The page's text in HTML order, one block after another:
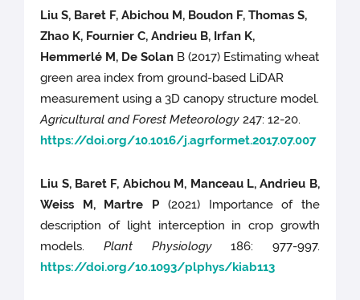
Liu S, Baret F, Abichou M, Boudon F, Thomas S,
Zhao K, Fournier C, Andrieu B, Irfan K,
Hemmerlé M, De Solan B (2017) Estimating wheat
green area index from ground-based LiDAR
measurement using a 3D canopy structure model.
Agricultural and Forest Meteorology 247: 12-20.
https://doi.org/10.1016/j.agrformet.2017.07.007
Liu S, Baret F, Abichou M, Manceau L, Andrieu B,
Weiss M, Martre P (2021) Importance of the
description of light interception in crop growth
models. Plant Physiology186: 977-997.
https://doi.org/10.1093/plphys/kiab113